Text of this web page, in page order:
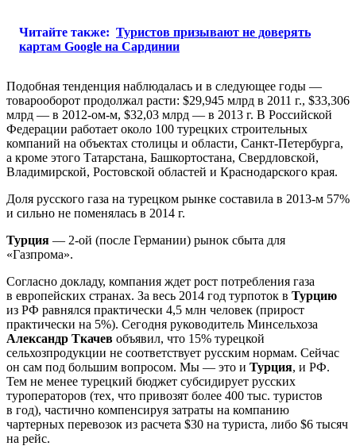
Читайте также: Туристов призывают не доверять
картам Google на Сардинии
Подобная тенденция наблюдалась и в следующее годы —
товарооборот продолжал расти: $29,945 млрд в 2011 г., $33,306
млрд — в 2012-ом-м, $32,03 млрд — в 2013 г. В Российской
Федерации работает около 100 турецких строительных
компаний на объектах столицы и области, Санкт-Петербурга,
а кроме этого Татарстана, Башкортостана, Свердловской,
Владимирской, Ростовской областей и Краснодарского края.
Доля русского газа на турецком рынке составила в 2013-м 57%
и сильно не поменялась в 2014 г.
Турция — 2-ой (после Германии) рынок сбыта для
«Газпрома».
Согласно докладу, компания ждет рост потребления газа
в европейских странах. За весь 2014 год турпоток в Турцию
из РФ равнялся практически 4,5 млн человек (прирост
практически на 5%). Сегодня руководитель Минсельхоза
Александр Ткачев объявил, что 15% турецкой
сельхозпродукции не соответствует русским нормам. Сейчас
он сам под большим вопросом. Мы — это и Турция, и РФ.
Тем не менее турецкий бюджет субсидирует русских
туроператоров (тех, что привозят более 400 тыс. туристов
в год), частично компенсируя затраты на компанию
чартерных перевозок из расчета $30 на туриста, либо $6 тысяч
на рейс.